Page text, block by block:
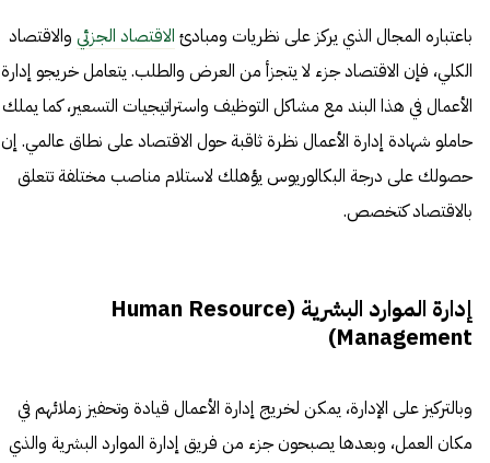
باعتباره المجال الذي يركز على نظريات ومبادئ الاقتصاد الجزئي والاقتصاد
الكلي، فإن الاقتصاد جزء لا يتجزأ من العرض والطلب. يتعامل خريجو إدارة
الأعمال في هذا البند مع مشاكل التوظيف واستراتيجيات التسعير، كما يملك
حاملو شهادة إدارة الأعمال نظرة ثاقبة حول الاقتصاد على نطاق عالمي. إن
حصولك على درجة البكالوريوس يؤهلك لاستلام مناصب مختلفة تتعلق
بالاقتصاد كتخصص.
إدارة الموارد البشرية (Human Resource
Management)
وبالتركيز على الإدارة، يمكن لخريج إدارة الأعمال قيادة وتحفيز زملائهم في
مكان العمل، وبعدها يصبحون جزء من فريق إدارة الموارد البشرية والذي